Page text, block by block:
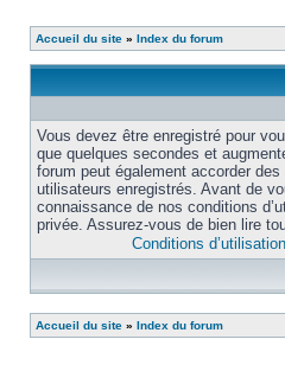
Accueil du site » Index du forum
Vous devez être enregistré pour
que quelques secondes et
forum peut également accorder
utilisateurs enregistrés. Avant de
connaissance de nos conditions
privée. Assurez-vous de bien lire
Conditions d’utilisation
Accueil du site » Index du forum